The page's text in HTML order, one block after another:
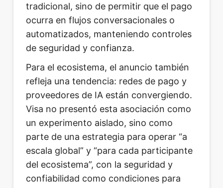
tradicional, sino de permitir que el pago
ocurra en flujos conversacionales o
automatizados, manteniendo controles
de seguridad y confianza.
Para el ecosistema, el anuncio también
refleja una tendencia: redes de pago y
proveedores de IA están convergiendo.
Visa no presentó esta asociación como
un experimento aislado, sino como
parte de una estrategia para operar “a
escala global” y “para cada participante
del ecosistema”, con la seguridad y
confiabilidad como condiciones para